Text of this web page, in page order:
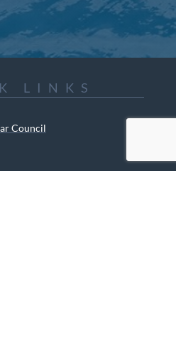
LINKS
Council